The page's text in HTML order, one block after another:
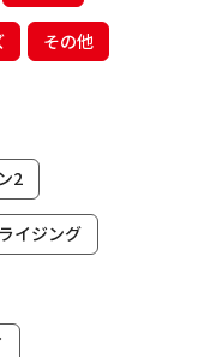
その他
2
イジング